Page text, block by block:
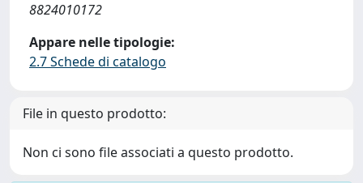
8824010172
Appare nelle tipologie:
2.7 Schede di catalogo
File in questo prodotto:
Non ci sono file associati a questo prodotto.